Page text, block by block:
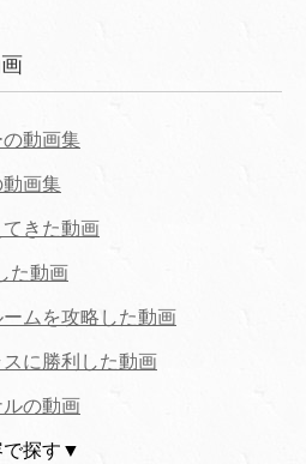
動画集
画集
きた動画
た動画
ムを攻略した動画
に勝利した動画
の動画
で探す▼